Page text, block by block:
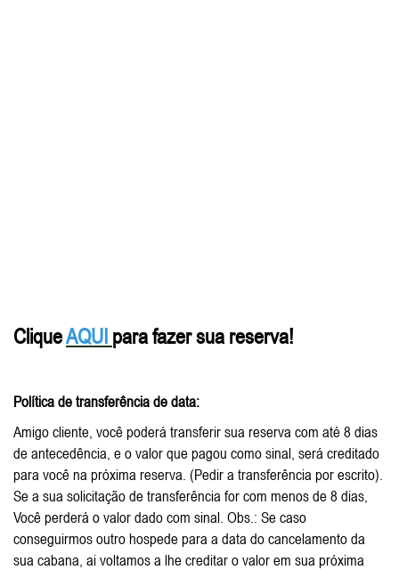
CliqueAQUI para fazer sua reserva!
Política de transferência de data:
Amigo cliente, você poderá transferir sua reserva com até 8 dias
de antecedência, e o valor que pagou como sinal, será creditado
para você na próxima reserva. (Pedir a transferência por escrito).
Se a sua solicitação de transferência for com menos de 8 dias,
Você perderá o valor dado com sinal. Obs.: Se caso
conseguirmos outro hospede para a data do cancelamento da
sua cabana, ai voltamos a lhe creditar o valor em sua próxima